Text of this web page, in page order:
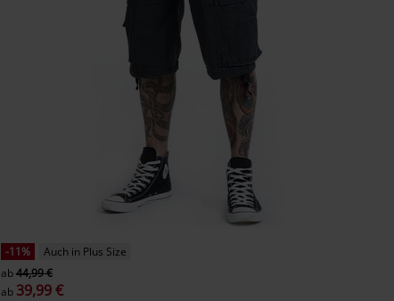
-11%
Auch in Plus Size
ab44,99 €
ab 39,99 €